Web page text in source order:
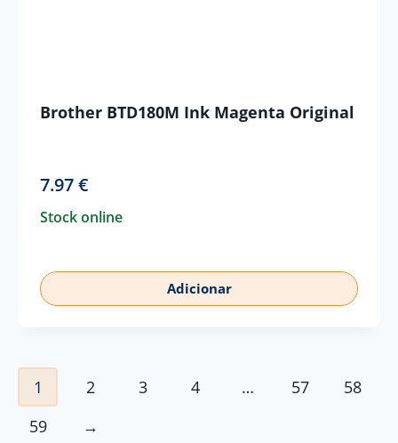
Brother BTD180M Ink Magenta Original
7.97€
Stock online
Adicionar
1 2 3 4 … 57
58
59
→